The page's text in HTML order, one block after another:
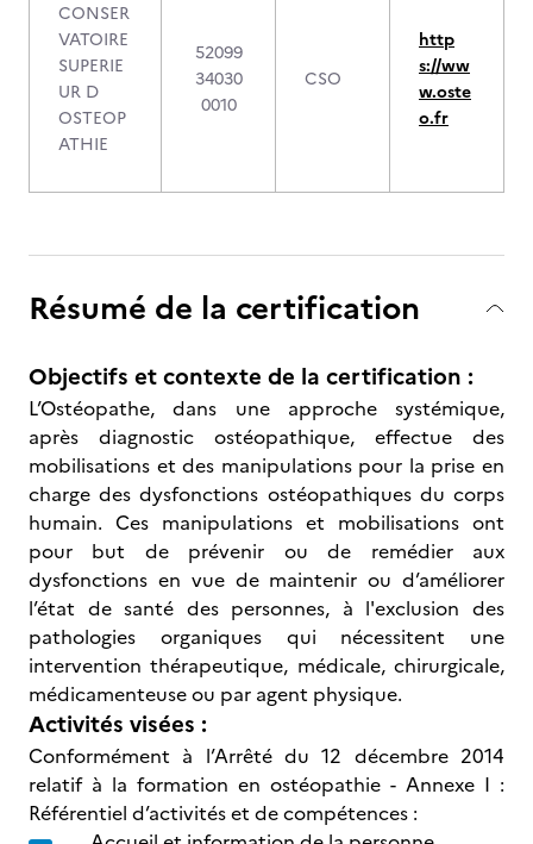
CONSER
VATOIRE
SUPERIE
UR D
OSTEOP
ATHIE
52099
34030
0010
CSO
http
s://ww
w.oste
o.fr
Résumé de la certification
Objectifs et contexte de la certification :
L’Ostéopathe, dans une approche systémique,
après diagnostic ostéopathique, effectue des
mobilisations et des manipulations pour la prise en
charge des dysfonctions ostéopathiques du corps
humain. Ces manipulations et mobilisations ont
pour but de prévenir ou de remédier aux
dysfonctions en vue de maintenir ou d’améliorer
l’état de santé des personnes, à l'exclusion des
pathologies organiques qui nécessitent une
intervention thérapeutique, médicale, chirurgicale,
médicamenteuse ou par agent physique.
Activités visées :
Conformément à l’Arrêté du 12 décembre 2014
relatif à la formation en ostéopathie - Annexe I :
Référentiel d’activités et de compétences :